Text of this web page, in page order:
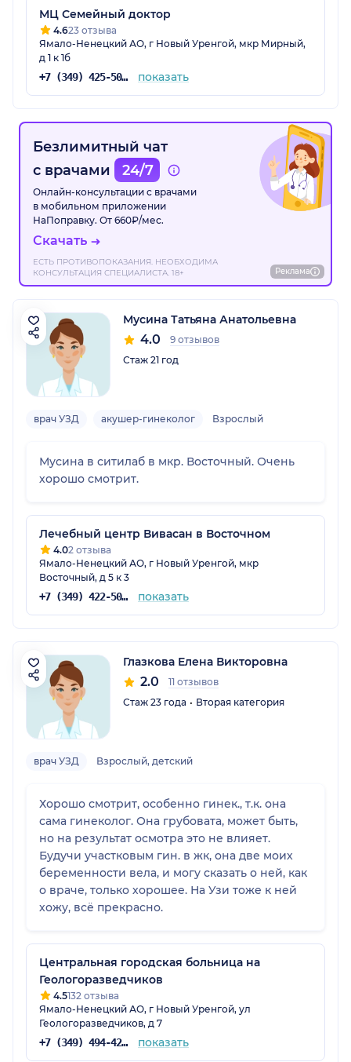
МЦ Семейный доктор
4.623 отзыва
Ямало-Ненецкий АО, г Новый Уренгой, мкр Мирный,
д 1 к 1б
+7 (349) 425-50-25 показать
Безлимитный чат
с врачами
24/7
Онлайн-консультации с врачами
в мобильном приложении
НаПоправку. От 660₽/мес.
Скачать
ЕСТЬ ПРОТИВОПОКАЗАНИЯ. НЕОБХОДИМА
КОНСУЛЬТАЦИЯ СПЕЦИАЛИСТА. 18+
Реклама
Мусина Татьяна Анатольевна
4.0
9 отзывов
Стаж 21 год
врач УЗД акушер-гинеколог Взрослый
Мусина в ситилаб в мкр. Восточный. Очень
хорошо смотрит.
Лечебный центр Вивасан в Восточном
4.02 отзыва
Ямало-Ненецкий АО, г Новый Уренгой, мкр
Восточный, д 5 к 3
+7 (349) 422-50-50 показать
Глазкова Елена Викторовна
2.0
11 отзывов
Стаж 23 года
Вторая категория
врач УЗД Взрослый, детский
Хорошо смотрит, особенно гинек., т.к. она
сама гинеколог. Она грубовата, может быть,
но на результат осмотра это не влияет.
Будучи участковым гин. в жк, она две моих
беременности вела, и могу сказать о ней, как
о враче, только хорошее. На Узи тоже к ней
хожу, всё прекрасно.
Центральная городская больница на
Геологоразведчиков
4.5132 отзыва
Ямало-Ненецкий АО, г Новый Уренгой, ул
Геологоразведчиков, д 7
+7 (349) 494-42-62 показать